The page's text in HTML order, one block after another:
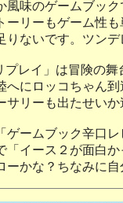
風味のゲームブッ
リーもゲーム性
りないです。ツン
レイ」は冒険の舞
にロッコちゃん
サリーも出たせい
ームブック辛口
「イース２が面白
ーかな？ちなみに